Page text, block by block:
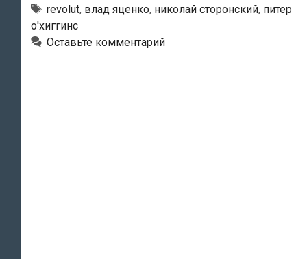
ушел
компании
Тэги
revolut, влад яценко, николай сторонский, питер
о'хиггинс
Оставьте комментарий